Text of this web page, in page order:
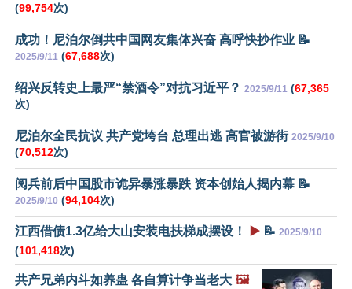
(99,754次)
成功！尼泊尔倒共中国网友集体兴奋 高呼快抄作业 📝
2025/9/11 (67,688次)
绍兴反转史上最严“禁酒令”对抗习近平？ 2025/9/11 (67,365
次)
尼泊尔全民抗议 共产党垮台 总理出逃 高官被游街 2025/9/10
(70,512次)
阅兵前后中国股市诡异暴涨暴跌 资本创始人揭内幕 📝
2025/9/10 (94,104次)
江西借债1.3亿给大山安装电扶梯成摆设！ ▶️ 📝 2025/9/10
(101,418次)
共产兄弟内斗如养蛊 各自算计争当老大 🖼️